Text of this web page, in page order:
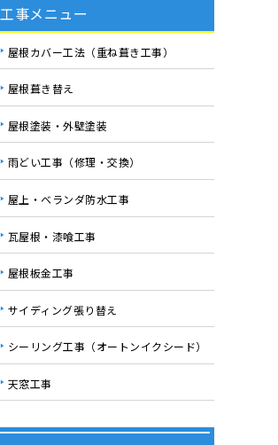
工事メニュー
屋根カバー工法（重ね葺き工事）
屋根葺き替え
屋根塗装・外壁塗装
雨どい工事（修理・交換）
屋上・ベランダ防水工事
瓦屋根・漆喰工事
屋根板金工事
サイディング張り替え
シーリング工事（オートンイクシード）
天窓工事